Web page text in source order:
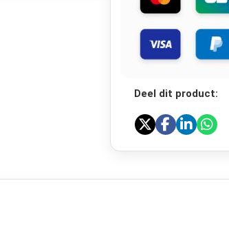
Deel dit product: